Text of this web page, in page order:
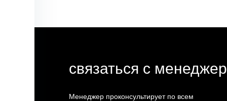
связаться с
Менеджер проконсультирует по всем